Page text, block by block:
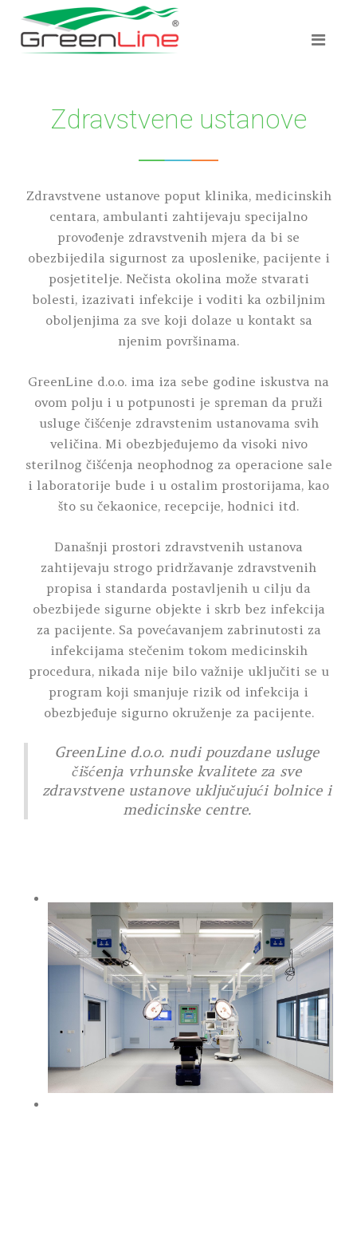
Zdravstvene ustanove
Zdravstvene ustanove poput klinika, medicinskih
centara, ambulanti zahtijevaju specijalno
provođenje zdravstvenih mjera da bi se
obezbijedila sigurnost za uposlenike, pacijente i
posjetitelje. Nečista okolina može stvarati
bolesti, izazivati infekcije i voditi ka ozbiljnim
oboljenjima za sve koji dolaze u kontakt sa
njenim površinama.
GreenLine d.o.o. ima iza sebe godine iskustva na
ovom polju i u potpunosti je spreman da pruži
usluge čišćenje zdravstenim ustanovama svih
veličina. Mi obezbjeđujemo da visoki nivo
sterilnog čišćenja neophodnog za operacione sale
i laboratorije bude i u ostalim prostorijama, kao
što su čekaonice, recepcije, hodnici itd.
Današnji prostori zdravstvenih ustanova
zahtijevaju strogo pridržavanje zdravstvenih
propisa i standarda postavljenih u cilju da
obezbijede sigurne objekte i skrb bez infekcija
za pacijente. Sa povećavanjem zabrinutosti za
infekcijama stečenim tokom medicinskih
procedura, nikada nije bilo važnije uključiti se u
program koji smanjuje rizik od infekcija i
obezbjeđuje sigurno okruženje za pacijente.
GreenLine d.o.o. nudi pouzdane usluge
čišćenja vrhunske kvalitete za sve
zdravstvene ustanove uključujući bolnice i
medicinske centre.